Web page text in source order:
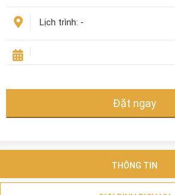
Lịch trình: -
Đặt ngay
THÔNG TIN